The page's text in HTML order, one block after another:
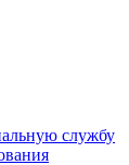
службу